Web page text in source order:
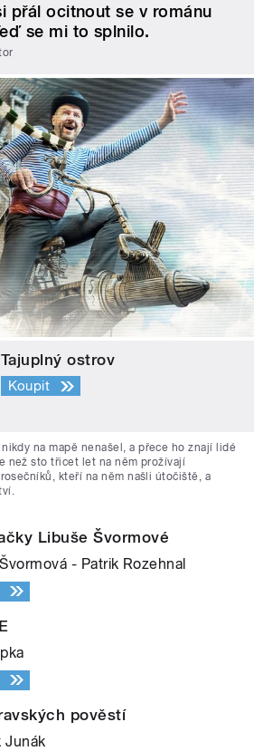
přál ocitnout se v románu
se mi to splnilo.
Tajuplný ostrov
Koupit
na mapě nenašel, a přece ho znají lidé
než sto třicet let na něm prožívají
kteří na něm našli útočiště, a
Libuše Švormové
- Patrik Rozehnal
pověstí
Junák